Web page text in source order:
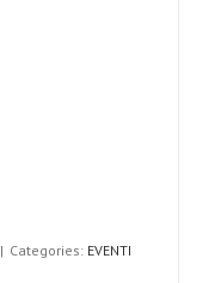
| Categories: EVENTI